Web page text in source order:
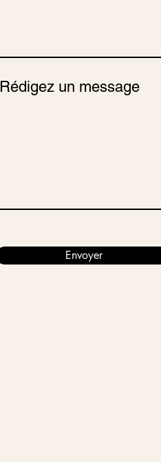
Rédigez un message
Envoyer